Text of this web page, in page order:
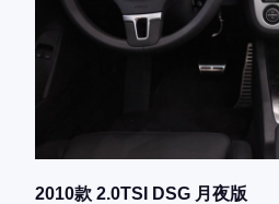
2010款 2.0TSI DSG 月夜版